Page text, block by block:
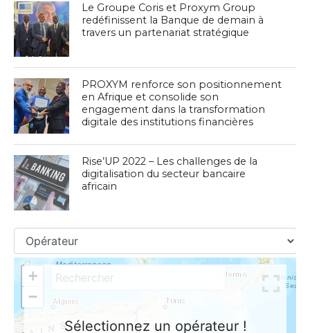
Le Groupe Coris et Proxym Group
redéfinissent la Banque de demain à
travers un partenariat stratégique
PROXYM renforce son positionnement
en Afrique et consolide son
engagement dans la transformation
digitale des institutions financières
Rise’UP 2022 – Les challenges de la
digitalisation du secteur bancaire
africain